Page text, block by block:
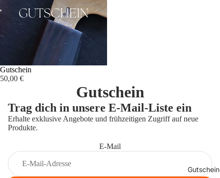
Gutschein
50,00 €
Gutschein
Trag dich in unsere E-Mail-Liste ein
Erhalte exklusive Angebote und frühzeitigen Zugriff auf neue
Produkte.
E-Mail